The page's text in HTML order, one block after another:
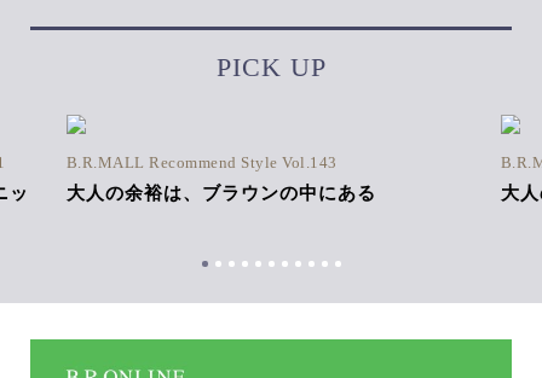
PICK UP
ッ
B.R.MALL Recommend Style Vol.143
大人の余裕は、ブラウンの中にある 大